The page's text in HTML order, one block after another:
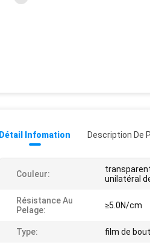
Détail Infomation Description De
Couleur:
unilatéral
Résistance Au
Pelage:
≥5.0N/cm
Type: film de